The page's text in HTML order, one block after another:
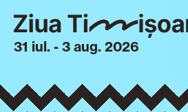
31 iul. - 3 aug. 2026